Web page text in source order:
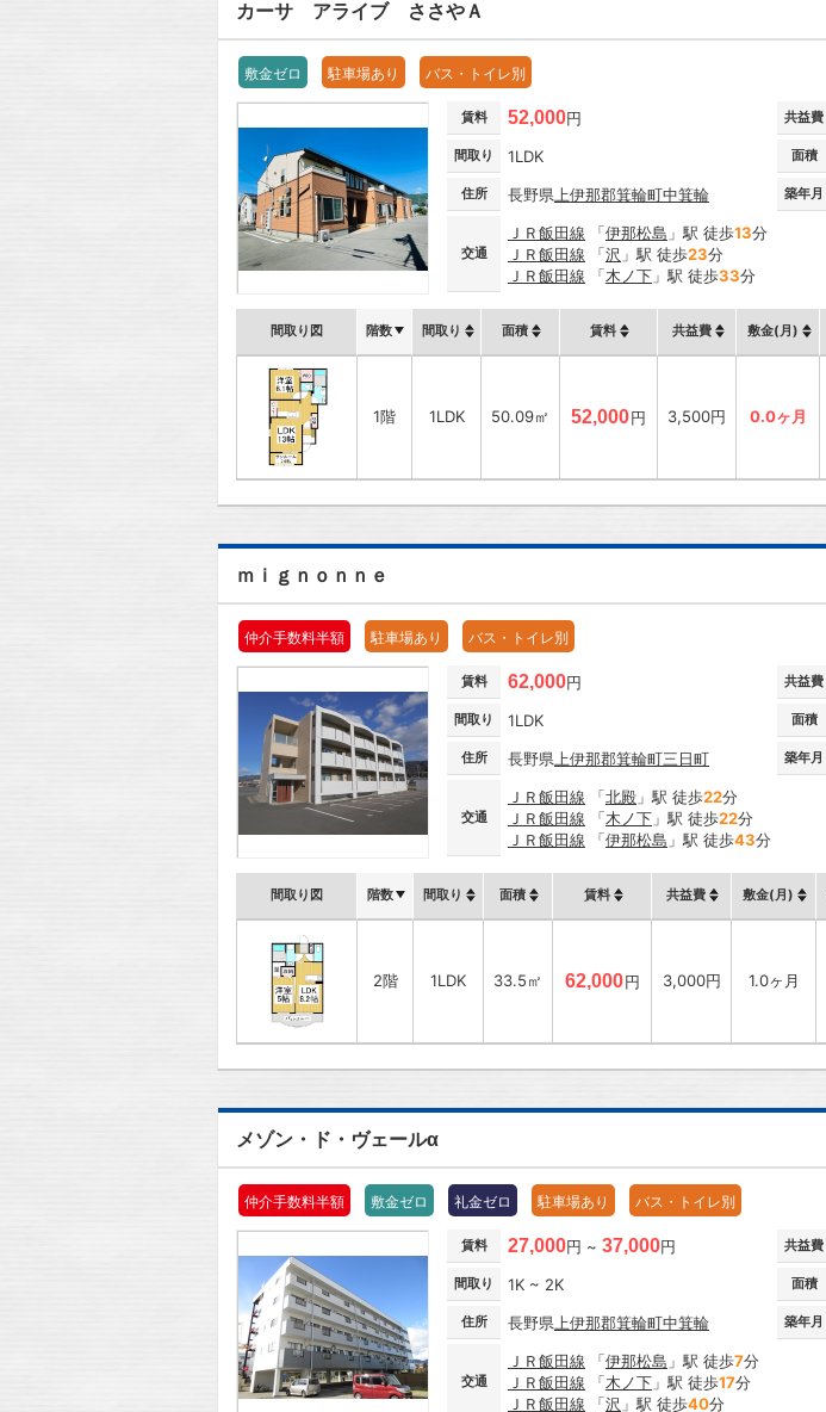
カーサ アライブ ささやＡ
敷金ゼロ 駐車場あり バス・トイレ別
賃料 52,000円 共益費
間取り 1LDK 面積
住所 長野県 上伊那郡箕輪町中箕輪 築年月
交通
ＪＲ飯田線 「伊那松島 」駅 徒歩13分
ＪＲ飯田線 「沢 」駅 徒歩23分
ＪＲ飯田線 「木ノ下 」駅 徒歩33分
間取り図 階数 間取り 面積 賃料 共益費 敷金(月)
1階 1LDK 50.09㎡ 52,000円 3,500円 0.0ヶ月
ｍｉｇｎｏｎｎｅ
仲介手数料半額 駐車場あり バス・トイレ別
賃料 62,000円 共益費
間取り 1LDK 面積
住所 長野県 上伊那郡箕輪町三日町 築年月
交通
ＪＲ飯田線 「北殿 」駅 徒歩22分
ＪＲ飯田線 「木ノ下 」駅 徒歩22分
ＪＲ飯田線 「伊那松島 」駅 徒歩43分
間取り図 階数 間取り 面積 賃料 共益費 敷金(月)
2階 1LDK 33.5㎡ 62,000円 3,000円 1.0ヶ月
メゾン・ド・ヴェールα
仲介手数料半額 敷金ゼロ 礼金ゼロ 駐車場あり バス・トイレ別
賃料 27,000円 ~ 37,000円 共益費
間取り 1K ~ 2K 面積
住所 長野県 上伊那郡箕輪町中箕輪 築年月
交通
ＪＲ飯田線 「伊那松島 」駅 徒歩7分
ＪＲ飯田線 「木ノ下 」駅 徒歩17分
ＪＲ飯田線 「沢 」駅 徒歩40分